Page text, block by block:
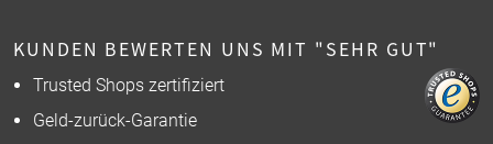
KUNDEN BEWERTEN UNS MIT "SEHR GUT"
Trusted Shops zertifiziert
Geld-zurück-Garantie